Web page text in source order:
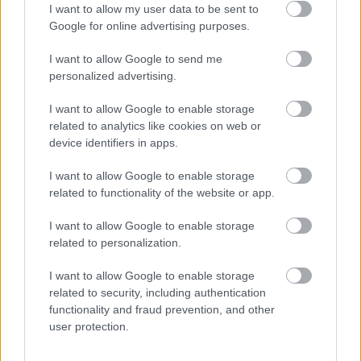
I want to allow my user data to be sent to
Google for online advertising purposes.
I want to allow Google to send me
personalized advertising.
I want to allow Google to enable storage
related to analytics like cookies on web or
device identifiers in apps.
I want to allow Google to enable storage
related to functionality of the website or app.
I want to allow Google to enable storage
related to personalization.
I want to allow Google to enable storage
related to security, including authentication
functionality and fraud prevention, and other
user protection.
Poniżej znajdziesz także ostatnie mecze obu drużyn oraz statystyki
bramkowe.
Huragan Jasionka vs. Rędzinianka Wojaszówka - relacja, wynik na
żywo, transmisja
Wynik meczu Huragan Jasionka - Rędzinianka Wojaszówka znajdziesz na
naszej stronie zaraz po jego zakończeniu. Jeżeli szukasz informacji
meczowych, zajrzyj tutaj:Huragan Jasionka vs. Rędzinianka
Wojaszówka - wynik, składy, strzelcy
Jeżeli w internecie lub TV dostępna jest
albo innych spotkań
Krosno > Klasa B, gr. IV na pewno znajdziesz takie informacje na naszym
portalu. Możliwe jednak, że nigdzie nie pojawi się stream online z tego
Asseco Resovia| Developres Rzeszów |ITA TOOLS Stal Mielec
Cellfast Wilki Krosno| Texom Stal Rzeszów|Stal Mielec
Motor Lublin|Stal Rzeszów| Stal Stalowa Wola|Wisła Kraków
Resovia|Wieczysta Kraków